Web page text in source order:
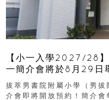
【小一入學2027/28
一簡介會將於8月29日
｜更設有網上重溫
拔萃男書院附屬小學（男
介會即將開放預約！簡介